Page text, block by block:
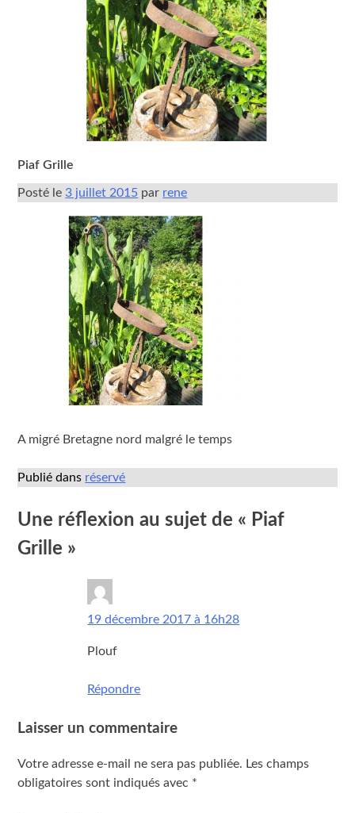
Piaf Grille
Posté le 3 juillet 2015 par rene
A migré Bretagne nord malgré le temps
Publié dans réservé
Une réflexion au sujet de « Piaf
Grille »
19 décembre 2017 à 16h28
Plouf
Répondre
Laisser un commentaire
Votre adresse e-mail ne sera pas publiée. Les champs
obligatoires sont indiqués avec *